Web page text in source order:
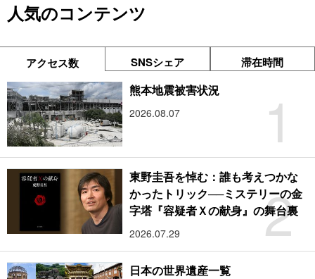
人気のコンテンツ
アクセス数 SNSシェア 滞在時間
1
熊本地震被害状況
2026.08.07
2
東野圭吾を悼む：誰も考えつかな
かったトリック──ミステリーの金
字塔『容疑者Ｘの献身』の舞台裏
2026.07.29
日本の世界遺産一覧